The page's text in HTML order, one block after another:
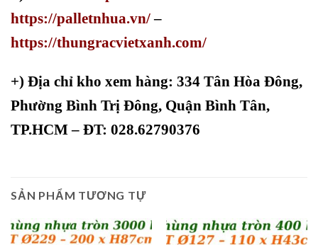
https://palletnhua.vn/ –
https://thungracvietxanh.com/
+) Địa chỉ kho xem hàng: 334 Tân Hòa Đông,
Phường Bình Trị Đông, Quận Bình Tân,
TP.HCM – ĐT: 028.62790376
SẢN PHẨM TƯƠNG TỰ